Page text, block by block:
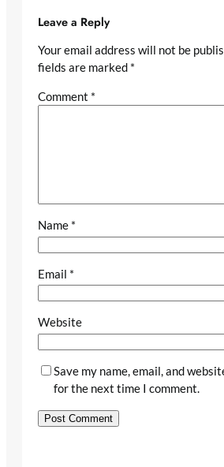
Leave a Reply
Your email address will not be
fields are marked *
Comment *
Name *
Email *
Website
Save my name, email, and
for the next time I comment.